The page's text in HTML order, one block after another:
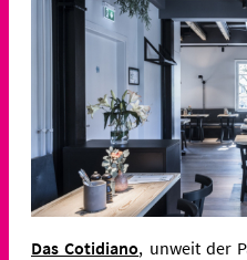
Das Cotidiano, unweit der